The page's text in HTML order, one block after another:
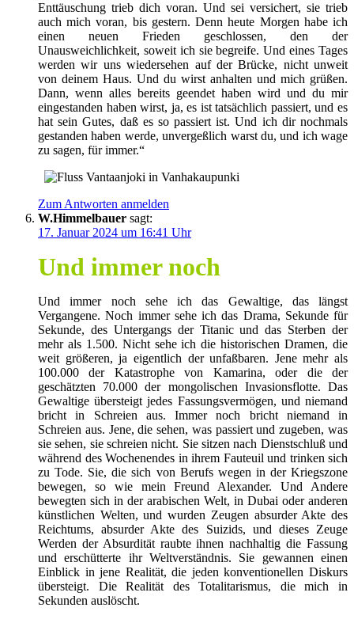
Enttäuschung trieb dich voran. Und sei versichert, sie trieb
auch mich voran, bis gestern. Denn heute Morgen habe ich
einen neuen Frieden geschlossen, den der
Unausweichlichkeit, soweit ich sie begreife. Und eines Tages
werden wir uns wiedersehen auf der Brücke, nicht unweit
von deinem Haus. Und du wirst anhalten und mich grüßen.
Dann, wenn alles bereits geendet haben wird und du mir
eingestanden haben wirst, ja, es ist tatsächlich passiert, und es
hat sein Gutes, daß es so passiert ist. Und ich dir nochmals
gestanden haben werde, unvergeßlich warst du, und ich wage
zu sagen, für immer.“
Zum Antworten anmelden
W.Himmelbauer sagt:
17. Januar 2024 um 16:41 Uhr
Und immer noch
Und immer noch sehe ich das Gewaltige, das längst
Vergangene. Noch immer sehe ich das Drama, Sekunde für
Sekunde, des Untergangs der Titanic und das Sterben der
mehr als 1.500. Nicht sehe ich die historischen Dramen, die
weit größeren, ja eigentlich der unfaßbaren. Jene mehr als
100.000 der Katastrophe von Kamarina, oder die der
geschätzten 70.000 der mongolischen Invasionsflotte. Das
Gewaltige übersteigt jedes Fassungsvermögen, und niemand
bricht in Schreien aus. Immer noch bricht niemand in
Schreien aus. Jene, die sehen, was passiert und zugeben, was
sie sehen, sie schreien nicht. Sie sitzen nach Dienstschluß und
während des Wochenendes in ihrem Fauteuil und trinken sich
zu Tode. Sie, die sich von Berufs wegen in der Kriegszone
bewegen, so wie mein Freund Alexander. Und Andere
bewegten sich in der arabischen Welt, in Dubai oder anderen
künstlichen Welten, und wurden Zeugen absurder Akte des
Reichtums, absurder Akte des Suizids, und dieses Zeuge
Werden der Absurdität raubte ihnen nachhaltig die Fassung
und erschütterte ihr Weltverständnis. Sie gewannen einen
Einblick in jene Realität, die jeden konventionellen Diskurs
übersteigt. Die Realität des Totalitarismus, die mich in
Sekunden auslöscht.